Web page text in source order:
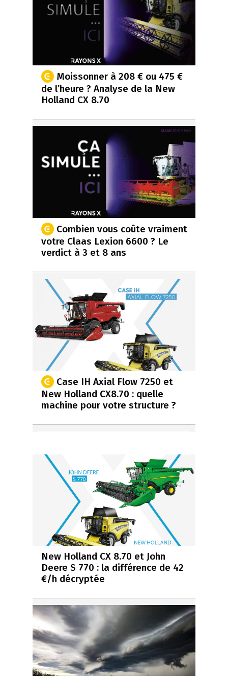
Moissonner à 208 € ou 475 €
de l’heure ? Analyse de la New
Holland CX 8.70
Combien vous coûte vraiment
votre Claas Lexion 6600 ? Le
verdict à 3 et 8 ans
Case IH Axial Flow 7250 et
New Holland CX8.70 : quelle
machine pour votre structure ?
New Holland CX 8.70 et John
Deere S 770 : la différence de 42
€/h décryptée